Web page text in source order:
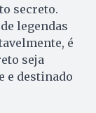
secreto.
legendas
é
seja
e destinado